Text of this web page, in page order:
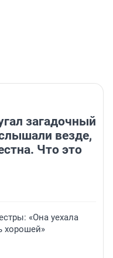
загадочный
везде,
Что это
«Она уехала
хорошей»